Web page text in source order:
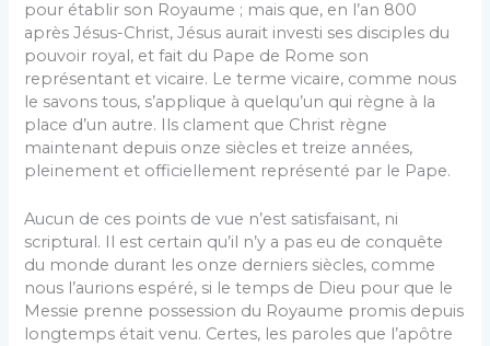
pour établir son Royaume ; mais que, en l’an 800
après Jésus-Christ, Jésus aurait investi ses disciples du
pouvoir royal, et fait du Pape de Rome son
représentant et vicaire. Le terme vicaire, comme nous
le savons tous, s’applique à quelqu’un qui règne à la
place d’un autre. Ils clament que Christ règne
maintenant depuis onze siècles et treize années,
pleinement et officiellement représenté par le Pape.
Aucun de ces points de vue n’est satisfaisant, ni
scriptural. Il est certain qu’il n’y a pas eu de conquête
du monde durant les onze derniers siècles, comme
nous l’aurions espéré, si le temps de Dieu pour que le
Messie prenne possession du Royaume promis depuis
longtemps était venu. Certes, les paroles que l’apôtre